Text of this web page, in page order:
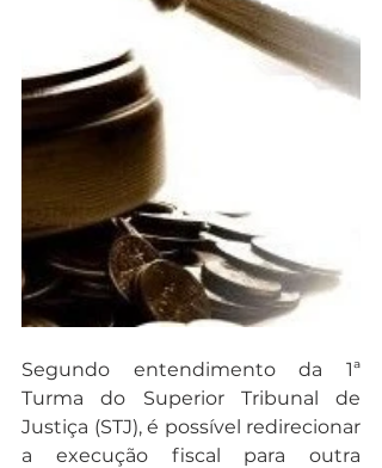
Segundo entendimento da 1ª
Turma do Superior Tribunal de
Justiça (STJ), é possível redirecionar
a execução fiscal para outra